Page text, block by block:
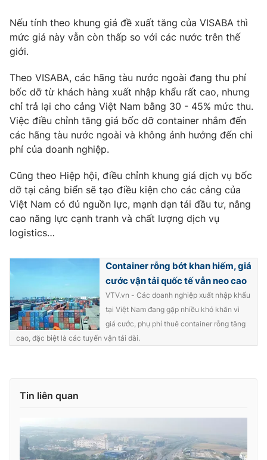
VTV Sức khoẻ
Thị trường 24h Tấm lòng Việt
VTV4 Vươn mình bằng AI
VTV9
Liên hệ tòa soạn English
Theo dõi báo trên
Cơ quan chủ quản:Đài Truyền hình Việt Nam
Tổng Biên tập:
Nguyễn Trọng Ninh
Tổng đài VTV:024.38 355 931 - 024.38 355 932
Nếu tính theo khung giá đề xuất tăng của VISABA thì
mức giá này vẫn còn thấp so với các nước trên thế
giới.
Theo VISABA, các hãng tàu nước ngoài đang thu phí
bốc dỡ từ khách hàng xuất nhập khẩu rất cao, nhưng
chỉ trả lại cho cảng Việt Nam bằng 30 - 45% mức thu.
Việc điều chỉnh tăng giá bốc dỡ container nhắm đến
các hãng tàu nước ngoài và không ảnh hưởng đến chi
phí của doanh nghiệp.
Cũng theo Hiệp hội, điều chỉnh khung giá dịch vụ bốc
dỡ tại cảng biển sẽ tạo điều kiện cho các cảng của
Việt Nam có đủ nguồn lực, mạnh dạn tái đầu tư, nâng
cao năng lực cạnh tranh và chất lượng dịch vụ
logistics…
Container rỗng bớt khan hiếm, giá
cước vận tải quốc tế vẫn neo cao
VTV.vn - Các doanh nghiệp xuất nhập khẩu
tại Việt Nam đang gặp nhiều khó khăn vì
giá cước, phụ phí thuê container rỗng tăng
cao, đặc biệt là các tuyến vận tải dài.
Tin liên quan